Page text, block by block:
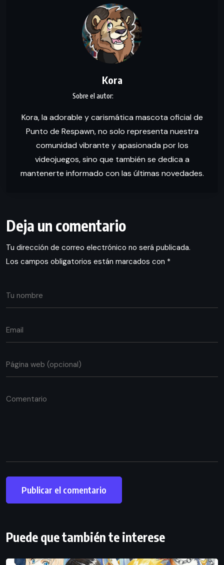
Kora
Kora, la adorable y carismática mascota oficial de
Punto de Respawn, no solo representa nuestra
comunidad vibrante y apasionada por los
videojuegos, sino que también se dedica a
mantenerte informado con las últimas novedades.
Deja un comentario
Tu dirección de correo electrónico no será publicada.
Los campos obligatorios están marcados con *
Puede que también te interese